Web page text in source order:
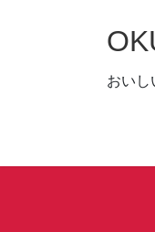
キ
に
おいし